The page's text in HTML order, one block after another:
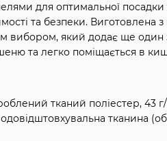
для оптимальної
та безпеки. Виготовлена
вибором, який додає ще
та легко поміщається в
тканий поліестер, 43
тканина